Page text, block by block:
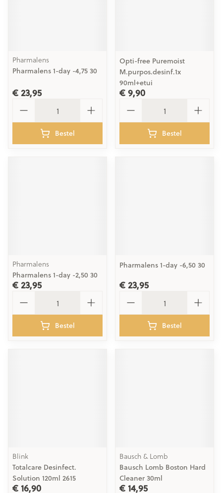
Pharmalens
Pharmalens 1-day -4,75 30
€ 23,95
Bestel
Opti-free Puremoist
M.purpos.desinf.1x
90ml+etui
€ 9,90
Bestel
Pharmalens
Pharmalens 1-day -2,50 30
€ 23,95
Bestel
Pharmalens 1-day -6,50 30
€ 23,95
Bestel
Blink
Totalcare Desinfect.
Solution 120ml 2615
€ 16,90
Bausch & Lomb
Bausch Lomb Boston Hard
Cleaner 30ml
€ 14,95